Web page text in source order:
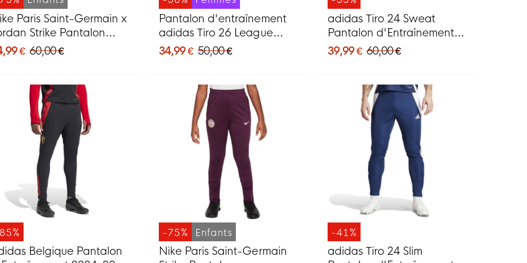
Paris Saint-Germain x
Strike Pantalon
2024-2025
Noir Rose Bronze
€ 60,00 €
Pantalon d'entraînement
adidas Tiro 26 League
Regular pour femmes, noir
34,99 € 50,00 €
adidas Tiro 24 Sweat
Pantalon d'Entraînement
Noir Blanc
39,99 € 60,00 €
Belgique Pantalon
-75% Enfants
Nike Paris Saint-Germain
-41%
adidas Tiro 24 Slim